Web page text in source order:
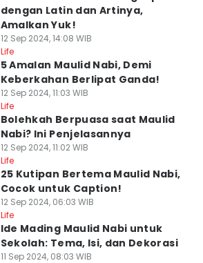
dengan Latin dan Artinya,
Amalkan Yuk!
12 Sep 2024, 14:08 WIB
Life
5 Amalan Maulid Nabi, Demi
Keberkahan Berlipat Ganda!
12 Sep 2024, 11:03 WIB
Life
Bolehkah Berpuasa saat Maulid
Nabi? Ini Penjelasannya
12 Sep 2024, 11:02 WIB
Life
25 Kutipan Bertema Maulid Nabi,
Cocok untuk Caption!
12 Sep 2024, 06:03 WIB
Life
Ide Mading Maulid Nabi untuk
Sekolah: Tema, Isi, dan Dekorasi
11 Sep 2024, 08:03 WIB